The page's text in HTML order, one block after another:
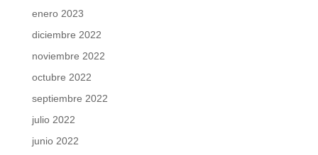
enero 2023
diciembre 2022
noviembre 2022
octubre 2022
septiembre 2022
julio 2022
junio 2022